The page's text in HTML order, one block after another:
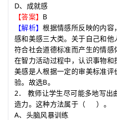
D、成就感
【答案】 B
【解析】根据情感所反映的内容
感和美感三大类。关于自己和
符合社会道德标准而产生的情感
在智力活动过程中，认识事物和
美感是人根据一定的审美标准
验。故选B。
2．
教师让学生尽可能多地写出
造力。这种方法属于 （ ） 。
A、头脑风暴训练